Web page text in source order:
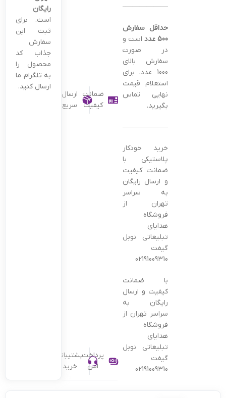
———————————————–
حداقل سفارش
500 عدد
است و
در صورت
سفارش بالای
1000 عدد، برای
استعلام قیمت
نهایی تماس
بگیرید.
———————————————–
خرید خودکار
پلاستیکی با
ضمانت کیفیت
و ارسال رایگان
به سراسر
تهران از
فروشگاه
هدایای
تبلیغاتی نوبل
گیفت
02191009310
با ضمانت
کیفیت و ارسال
رایگان به
سراسر تهران از
فروشگاه
هدایای
تبلیغاتی نوبل
گیفت
02191009310
ضمانت
کیفیت
ارسال
سریع
پرداخت
امن
پشتیبانی
خرید
رایگان
است. برای
ثبت این
سفارش
جذاب کد
محصول را
به تلگرام ما
ارسال کنید.